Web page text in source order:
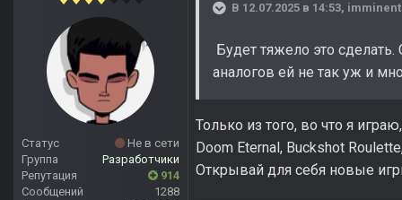
Статус
Не в сети
Группа
Разработчики
Репутация
914
Сообщений
1288
В 12.07.2025 в 14:53, imminent
Будет тяжело это
аналогов ей не так уж и
Только из того, во что я
Doom Eternal, Buckshot
Открывай для себя новые